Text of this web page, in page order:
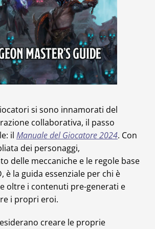
si sono innamorati del
collaborativa, il passo
il Manuale del Giocatore 2024. Con
dei personaggi,
delle meccaniche e le regole base
è la guida essenziale per chi è
oltre i contenuti pre-generati e
i propri eroi.
creare le proprie